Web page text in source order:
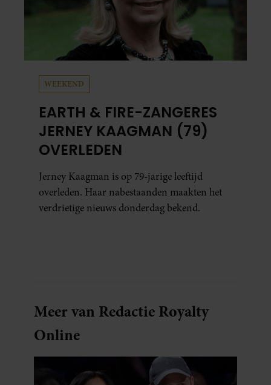
WEEKEND
EARTH & FIRE-ZANGERES
JERNEY KAAGMAN (79)
OVERLEDEN
Jerney Kaagman is op 79-jarige leeftijd
overleden. Haar nabestaanden maakten het
verdrietige nieuws donderdag bekend.
Meer van Redactie Royalty
Online